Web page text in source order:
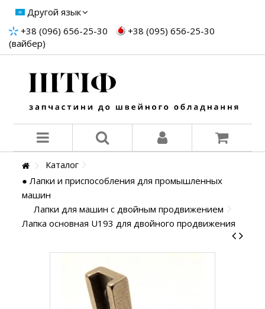
Другой язык
+38 (096) 656-25-30
+38 (095) 656-25-30
(вайбер)
Каталог
● Лапки и приспособления для промышленных
машин
Лапки для машин с двойным продвижением
Лапка основная U193 для двойного продвижения